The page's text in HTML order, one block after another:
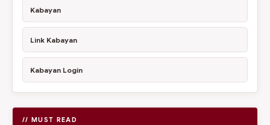
Kabayan
Link Kabayan
Kabayan Login
// MUST READ